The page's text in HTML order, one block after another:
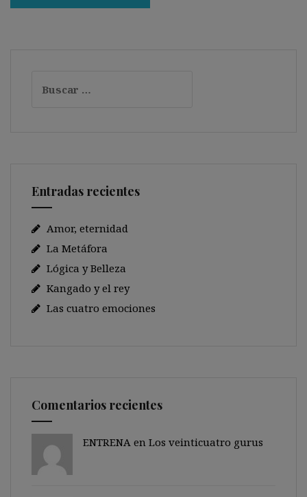
Entradas recientes
Amor, eternidad
La Metáfora
Lógica y Belleza
Kangado y el rey
Las cuatro emociones
Comentarios recientes
ENTRENA en Los veinticuatro gurus